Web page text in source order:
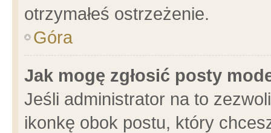
otrzymałeś ostrzeżenie.
Góra
Jak mogę zgłosić posty
Jeśli administrator na to
ikonkę obok postu, który